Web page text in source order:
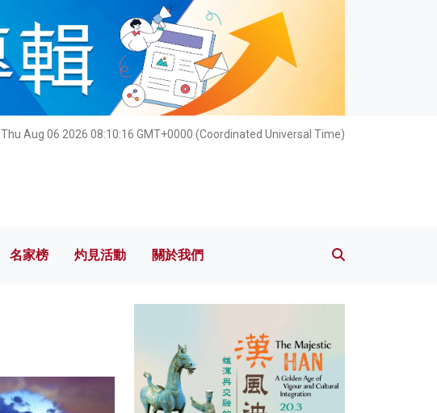
Thu Aug 06 2026 08:10:17 GMT+0000 (Coordinated Universal Time)
名家榜 灼見活動 關於我們
名家榜 灼見活動 關於我們